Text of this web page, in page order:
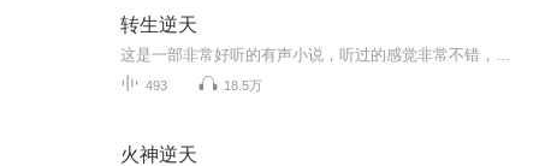
转生逆天
493 18.5万
火神逆天